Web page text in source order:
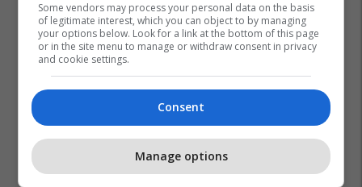
Some vendors may process your personal data on the basis
of legitimate interest, which you can object to by managing
your options below. Look for a link at the bottom of this page
or in the site menu to manage or withdraw consent in privacy
and cookie settings.
Consent
Manage options